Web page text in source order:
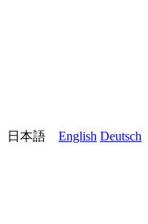
日本語 English Deutsch